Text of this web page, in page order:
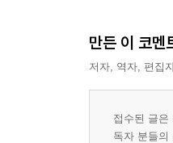
만든 이 코멘
저자, 역자, 편집
접수된 글은
독자 분들의